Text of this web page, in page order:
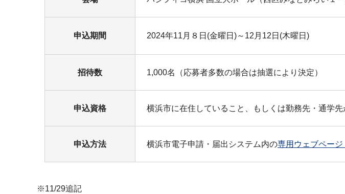
申込期間 2024年11月８日(金曜日)～12月12日(木曜日)
招待数 1,000名（応募者多数の場合は抽選により決定）
申込資格 横浜市に在住していること、もしくは勤務先・通学
申込方法 横浜市電子申請・届出システム内の専用ウェブページ
※11/29追記